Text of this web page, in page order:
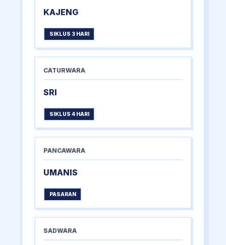
KAJENG
SIKLUS 3 HARI
CATURWARA
SRI
SIKLUS 4 HARI
PANCAWARA
UMANIS
PASARAN
SADWARA